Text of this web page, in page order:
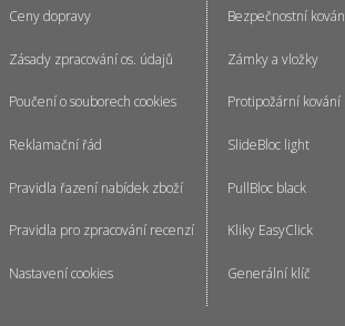
Ceny dopravy
Zásady zpracování os. údajů
Poučení o souborech cookies
Reklamační řád
Pravidla řazení nabídek zboží
Pravidla pro zpracování recenzí
Nastavení cookies
Bezpečnostní
Zámky a vložky
Protipožární kování
SlideBloc light
PullBloc black
Kliky EasyClick
Generální klíč